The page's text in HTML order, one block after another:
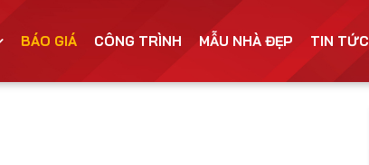
BÁO GIÁ CÔNG TRÌNH MẪU NHÀ ĐẸP TIN TỨC